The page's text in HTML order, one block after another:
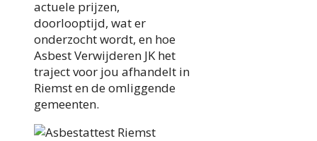
actuele prijzen,
doorlooptijd, wat er
onderzocht wordt, en hoe
Asbest Verwijderen JK het
traject voor jou afhandelt in
Riemst en de omliggende
gemeenten.